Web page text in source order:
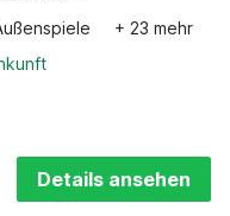
+ 23 mehr
Details ansehen